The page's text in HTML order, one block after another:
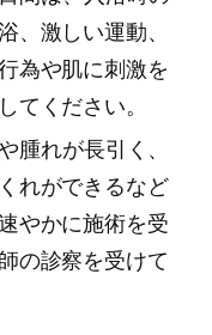
、激しい運動、
為や肌に刺激を
てください。
腫れが長引く、
れができるなど
やかに施術を受
の診察を受けて